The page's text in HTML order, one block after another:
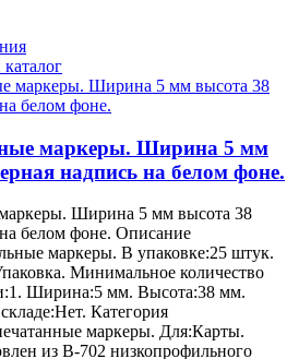
маркеры. Ширина 5 мм
надпись на белом фоне.
Ширина 5 мм высота 38
белом фоне. Описание
маркеры. В упаковке:25 штук.
Минимальное количество
Ширина:5 мм. Высота:38 мм.
Категория
маркеры. Для:Карты.
из B-702 низкопрофильного